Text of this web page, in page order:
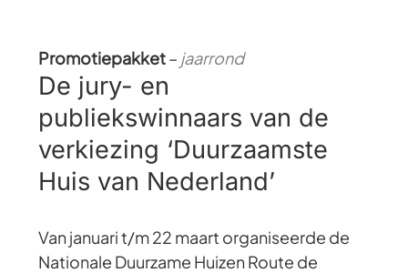
Promotiepakket– jaarrond
De jury- en
publiekswinnaars van de
verkiezing ‘Duurzaamste
Huis van Nederland’
Van januari t/m 22 maart organiseerde de
Nationale Duurzame Huizen Route de